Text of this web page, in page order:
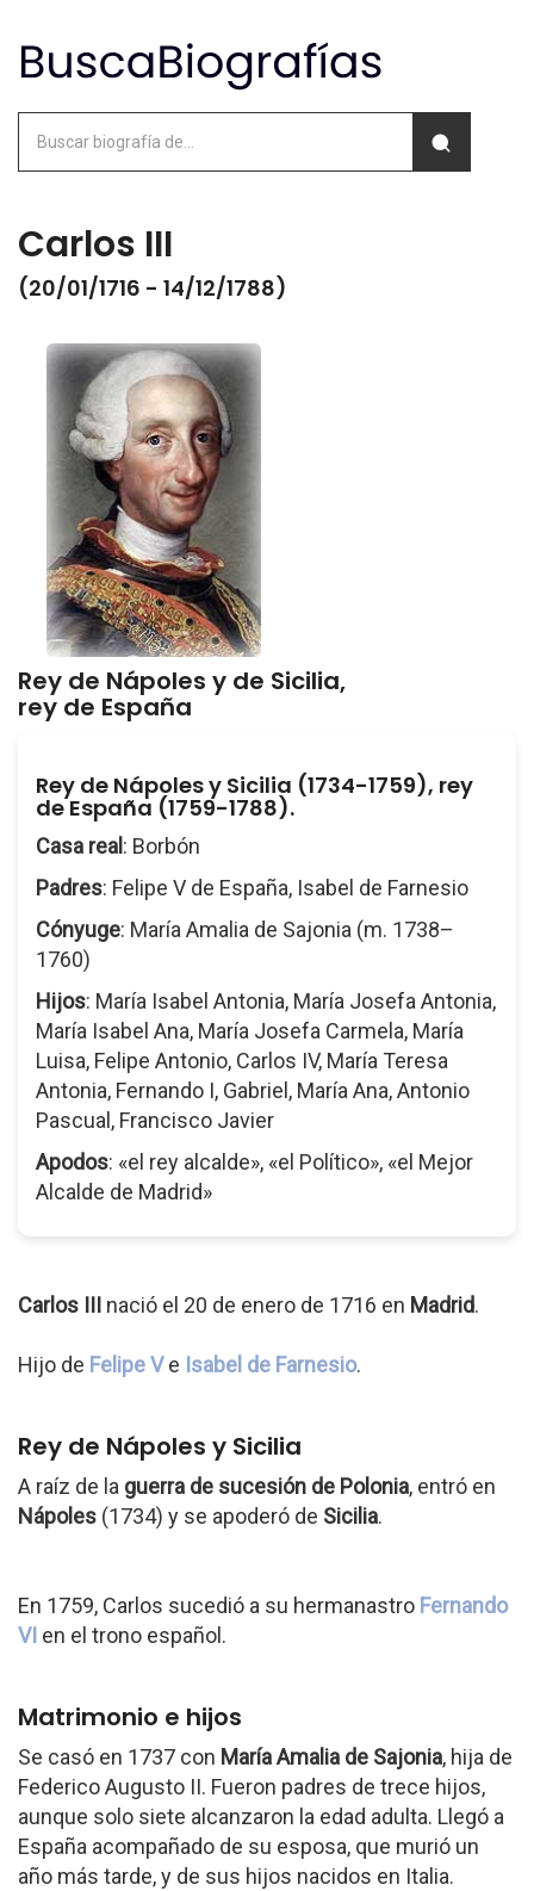
Carlos III
(20/01/1716 - 14/12/1788)
Rey de Nápoles y de Sicilia,
rey de España
Rey de Nápoles y Sicilia (1734-1759), rey
de España (1759-1788).
Casa real : Borbón
Padres: Felipe V de España, Isabel de Farnesio
Cónyuge: María Amalia de Sajonia (m. 1738–
1760)
Hijos: María Isabel Antonia, María Josefa Antonia,
María Isabel Ana, María Josefa Carmela, María
Luisa, Felipe Antonio, Carlos IV, María Teresa
Antonia, Fernando I, Gabriel, María Ana, Antonio
Pascual, Francisco Javier
Apodos: «el rey alcalde», «el Político», «el Mejor
Alcalde de Madrid»
Carlos III nació el 20 de enero de 1716 en Madrid.
Hijo de Felipe Ve Isabel de Farnesio.
Rey de Nápoles y Sicilia
A raíz de la guerra de sucesión de Polonia, entró en
Nápoles (1734) y se apoderó de Sicilia.
En 1759, Carlos sucedió a su hermanastro Fernando
VI en el trono español.
Matrimonio e hijos
Se casó en 1737 con María Amalia de Sajonia, hija de
Federico Augusto II. Fueron padres de trece hijos,
aunque solo siete alcanzaron la edad adulta. Llegó a
España acompañado de su esposa, que murió un
año más tarde, y de sus hijos nacidos en Italia.